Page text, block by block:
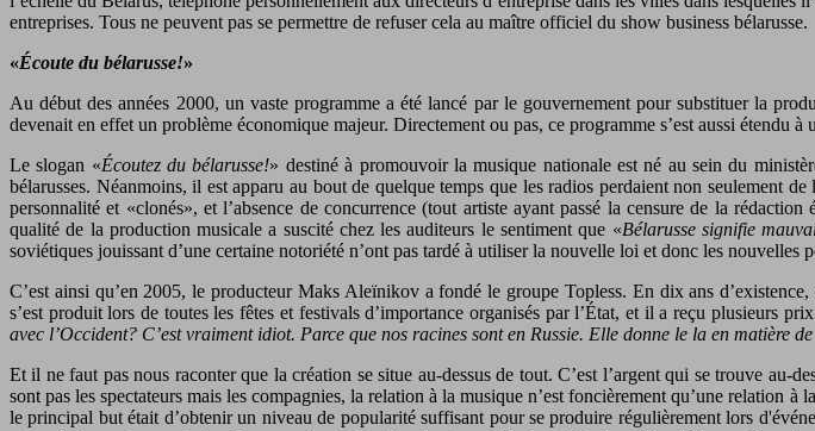
entreprises. Tous ne peuvent pas se permettre de refuser cela au maître officiel du show business bélarusse.
«Écoute du bélarusse!»
Au début des années 2000, un vaste programme a été lancé par le gouvernement pour substituer la
devenait en effet un problème économique majeur. Directement ou pas, ce programme s’est aussi étendu
Le slogan «Écoutez du bélarusse!» destiné à promouvoir la musique nationale est né au sein du
bélarusses. Néanmoins, il est apparu au bout de quelque temps que les radios perdaient non seulement
personnalité et «clonés», et l’absence de concurrence (tout artiste ayant passé la censure de la
qualité de la production musicale a suscité chez les auditeurs le sentiment que «Bélarusse signifie
soviétiques jouissant d’une certaine notoriété n’ont pas tardé à utiliser la nouvelle loi et donc les nouvelles
C’est ainsi qu’en 2005, le producteur Maks Aleïnikov a fondé le groupe Topless. En dix ans
s’est produit lors de toutes les fêtes et festivals d’importance organisés par l’État, et il a reçu plusieurs
avec l’Occident? C’est vraiment idiot. Parce que nos racines sont en Russie. Elle donne le la en matière
Et il ne faut pas nous raconter que la création se situe au-dessus de tout. C’est l’argent qui se trouve
sont pas les spectateurs mais les compagnies, la relation à la musique n’est foncièrement qu’une relation
le principal but était d’obtenir un niveau de popularité suffisant pour se produire régulièrement lors